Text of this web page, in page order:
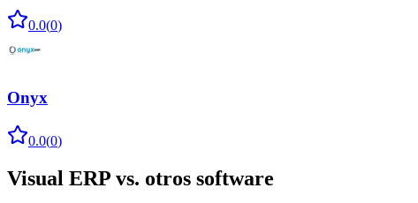
0.0(0)
Onyx
0.0(0)
Visual ERP vs. otros software